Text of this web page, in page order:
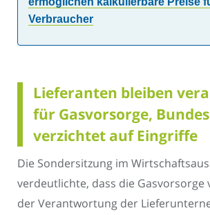
Verbraucher
Lieferanten bleiben
für Gasvorsorge,
verzichtet auf Eingriffe
Die Sondersitzung im
verdeutlichte, dass die Gasvorsorge
der Verantwortung der